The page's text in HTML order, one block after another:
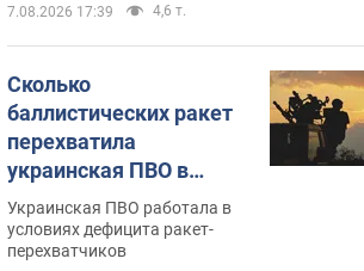
7.08.2026 17:39 4,6 т.
Сколько
баллистических ракет
перехватила
украинская ПВО в
июле: в Минобороны
назвали цифру
Украинская ПВО работала в
условиях дефицита ракет-
перехватчиков